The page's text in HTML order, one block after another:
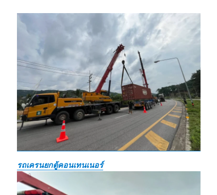
รถเครนยกตู้คอนเทนเนอร์